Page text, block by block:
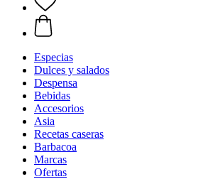
Especias
Dulces y salados
Despensa
Bebidas
Accesorios
Asia
Recetas caseras
Barbacoa
Marcas
Ofertas